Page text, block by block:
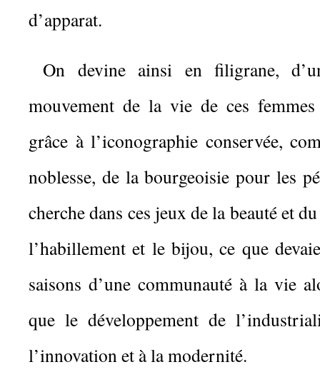
d’apparat.
On devine ainsi en filigrane,
mouvement de la vie de ces
grâce à l’iconographie conservée,
noblesse, de la bourgeoisie pour les
cherche dans ces jeux de la beauté et
l’habillement et le bijou, ce que
saisons d’une communauté à la vie
que le développement de
l’innovation et à la modernité.